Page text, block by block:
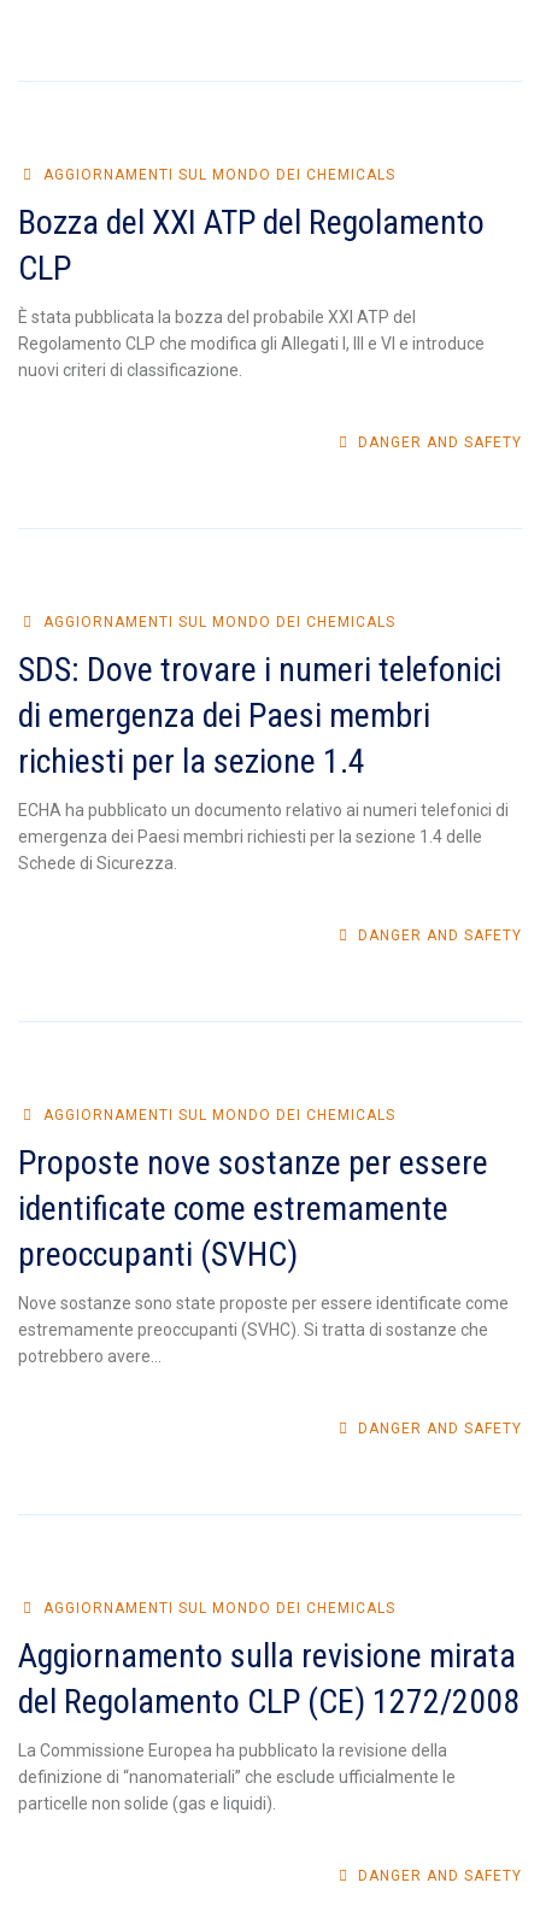
AGGIORNAMENTI SUL MONDO DEI CHEMICALS
Bozza del XXI ATP del Regolamento
CLP
È stata pubblicata la bozza del probabile XXI ATP del
Regolamento CLP che modifica gli Allegati I, III e VI e introduce
nuovi criteri di classificazione.
DANGER AND SAFETY
AGGIORNAMENTI SUL MONDO DEI CHEMICALS
SDS: Dove trovare i numeri telefonici
di emergenza dei Paesi membri
richiesti per la sezione 1.4
ECHA ha pubblicato un documento relativo ai numeri telefonici di
emergenza dei Paesi membri richiesti per la sezione 1.4 delle
Schede di Sicurezza.
DANGER AND SAFETY
AGGIORNAMENTI SUL MONDO DEI CHEMICALS
Proposte nove sostanze per essere
identificate come estremamente
preoccupanti (SVHC)
Nove sostanze sono state proposte per essere identificate come
estremamente preoccupanti (SVHC). Si tratta di sostanze che
potrebbero avere...
DANGER AND SAFETY
AGGIORNAMENTI SUL MONDO DEI CHEMICALS
Aggiornamento sulla revisione mirata
del Regolamento CLP (CE) 1272/2008
La Commissione Europea ha pubblicato la revisione della
definizione di “nanomateriali” che esclude ufficialmente le
particelle non solide (gas e liquidi).
DANGER AND SAFETY